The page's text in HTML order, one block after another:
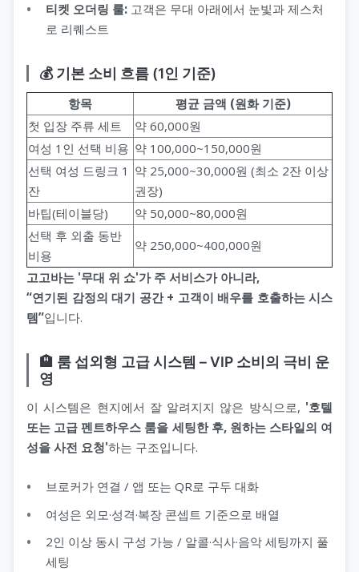
티켓 오더링 룰: 고객은 무대 아래에서 눈빛과 제스처
로 리퀘스트
💰 기본 소비 흐름 (1인 기준)
항목
평균 금액 (원화 기준)
첫 입장 주류 세트
약 60,000원
여성 1인 선택 비용 약 100,000~150,000원
선택 여성 드링크 1
잔
약 25,000~30,000원 (최소 2잔 이상
권장)
바팁(테이블당)
약 50,000~80,000원
선택 후 외출 동반
비용
약 250,000~400,000원
고고바는 '무대 위 쇼'가 주 서비스가 아니라,
“연기된 감정의 대기 공간 + 고객이 배우를 호출하는 시스
템”입니다.
🏨 룸 섭외형 고급 시스템 – VIP 소비의 극비 운
영
이 시스템은 현지에서 잘 알려지지 않은 방식으로, '호텔
또는 고급 펜트하우스 룸을 세팅한 후, 원하는 스타일의 여
성을 사전 요청'하는 구조입니다.
브로커가 연결 / 앱 또는 QR로 구두 대화
여성은 외모·성격·복장 콘셉트 기준으로 배열
2인 이상 동시 구성 가능 / 알콜·식사·음악 세팅까지 풀
세팅